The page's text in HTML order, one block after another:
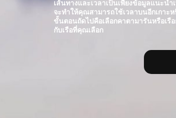
เส้นทางและเวลาเป็นเพียงข้อมูลแนะน
จะทำให้คุณสามารถใช้เวลาบนอีกเกา
ขั้นตอนถัดไปคือเลือกคาตามารันหรือเรื
กับเรือที่คุณเลือก